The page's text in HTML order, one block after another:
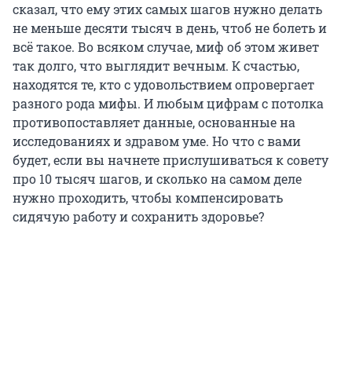
сказал, что ему этих самых шагов нужно делать
не меньше десяти тысяч в день, чтоб не болеть и
всё такое. Во всяком случае, миф об этом живет
так долго, что выглядит вечным. К счастью,
находятся те, кто с удовольствием опровергает
разного рода мифы. И любым цифрам с потолка
противопоставляет данные, основанные на
исследованиях и здравом уме. Но что с вами
будет, если вы начнете прислушиваться к совету
про 10 тысяч шагов, и сколько на самом деле
нужно проходить, чтобы компенсировать
сидячую работу и сохранить здоровье?